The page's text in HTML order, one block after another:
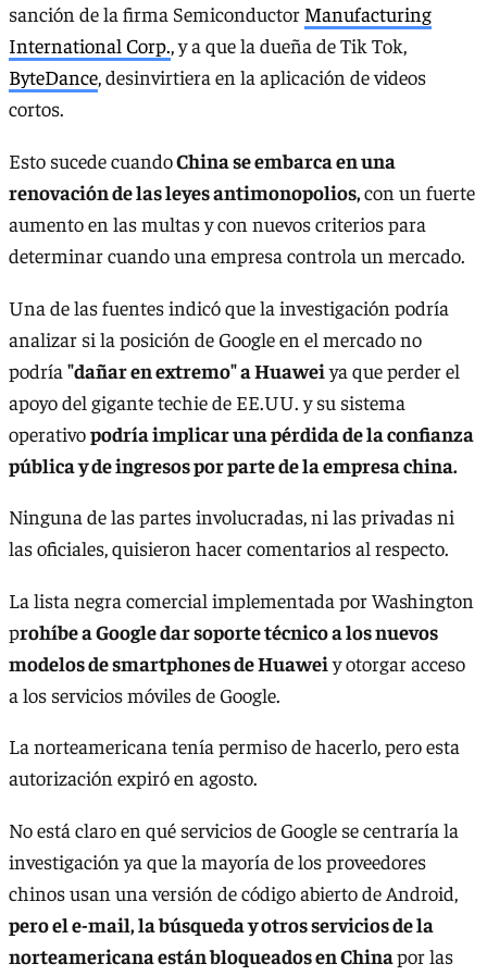
sanción de la firma Semiconductor Manufacturing
International Corp., y a que la dueña de Tik Tok,
ByteDance, desinvirtiera en la aplicación de videos
cortos.
Esto sucede cuandoChina se embarca en una
renovación de las leyes antimonopolios,con un fuerte
aumento en las multas y con nuevos criterios para
determinar cuando una empresa controla un mercado.
Una de las fuentes indicó que la investigación podría
analizar si la posición de Google en el mercado no
podría "dañar en extremo" a Huaweiya que perder el
apoyo del gigante techie de EE.UU. y su sistema
operativopodría implicar una pérdida de la confianza
pública y de ingresos por parte de la empresa china.
Ninguna de las partes involucradas, ni las privadas ni
las oficiales, quisieron hacer comentarios al respecto.
La lista negra comercial implementada por Washington
prohíbe a Google dar soporte técnico a los nuevos
modelos de smartphones de Huaweiy otorgar acceso
a los servicios móviles de Google.
La norteamericana tenía permiso de hacerlo, pero esta
autorización expiró en agosto.
No está claro en qué servicios de Google se centraría la
investigación ya que la mayoría de los proveedores
chinos usan una versión de código abierto de Android,
pero el e-mail, la búsqueda y otros servicios de la
norteamericana están bloqueados en Chinapor las